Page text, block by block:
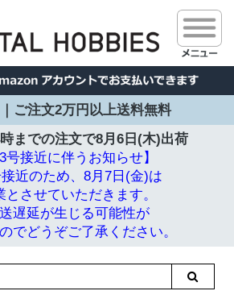
ご注文2万円以上送料無料
までの注文で8月6日(木)出荷
号接近に伴うお知らせ】
近のため、8月7日(金)は
とさせていただきます。
遅延が生じる可能性が
でどうぞご了承ください。